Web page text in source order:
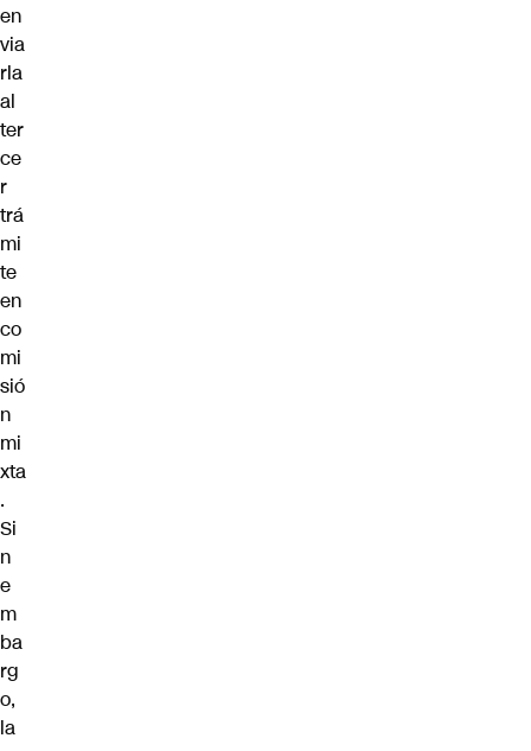
en
via
rla
al
ter
ce
r
trá
mi
te
en
co
mi
sió
n
mi
xta
.
Si
n
e
m
ba
rg
o,
la